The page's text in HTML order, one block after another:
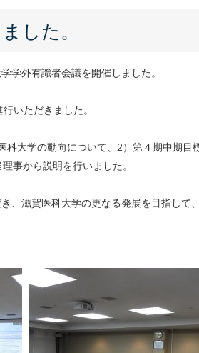
した。
学外有識者会議を開催しました。
いただきました。
大学の動向について、2）第４期中期
事から説明を行いました。
滋賀医科大学の更なる発展を目指して